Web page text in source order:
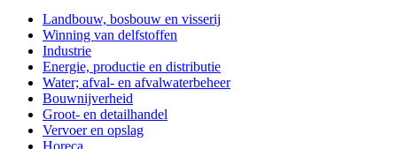
Landbouw, bosbouw en visserij
Winning van delfstoffen
Industrie
Energie, productie en distributie
Water; afval- en afvalwaterbeheer
Bouwnijverheid
Groot- en detailhandel
Vervoer en opslag
Horeca